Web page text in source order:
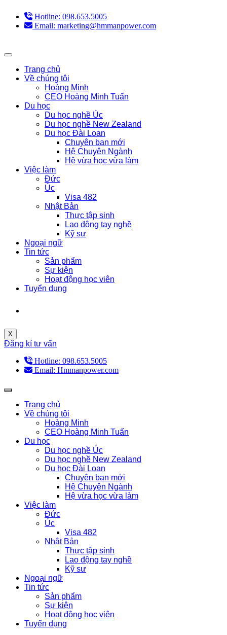
Hotline: 098.653.5005
Email: marketing@hmmanpower.com
Trang chủ
Về chúng tôi
Hoàng Minh
CEO Hoàng Minh Tuấn
Du học
Du học nghề Úc
Du học nghề New Zealand
Du học Đài Loan
Chuyên ban mới
Hệ Chuyên Ngành
Hệ vừa học vừa làm
Việc làm
Đức
Úc
Visa 482
Nhật Bản
Thực tập sinh
Lao động tay nghề
Kỹ sư
Ngoại ngữ
Tin tức
Sản phẩm
Sự kiện
Hoạt động học viên
Tuyển dụng
X
Đăng kí tư vấn
Hotline: 098.653.5005
Email: Hmmanpower.com
Trang chủ
Về chúng tôi
Hoàng Minh
CEO Hoàng Minh Tuấn
Du học
Du học nghề Úc
Du học nghề New Zealand
Du học Đài Loan
Chuyên ban mới
Hệ Chuyên Ngành
Hệ vừa học vừa làm
Việc làm
Đức
Úc
Visa 482
Nhật Bản
Thực tập sinh
Lao động tay nghề
Kỹ sư
Ngoại ngữ
Tin tức
Sản phẩm
Sự kiện
Hoạt động học viên
Tuyển dụng